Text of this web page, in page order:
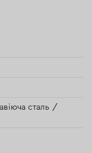
сталь /